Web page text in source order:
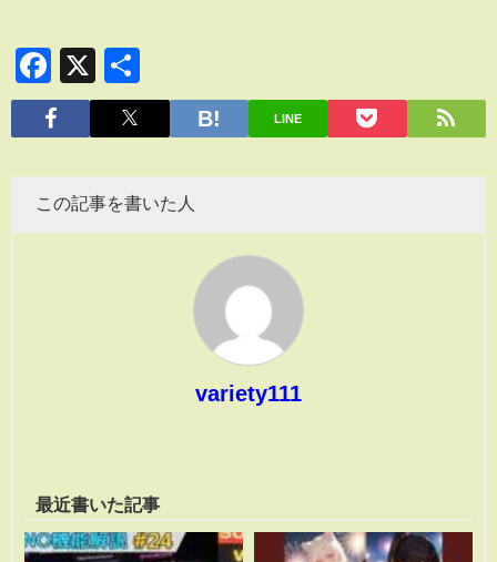
Facebook
X
有
LINE
この記事を書いた人
variety111
最近書いた記事